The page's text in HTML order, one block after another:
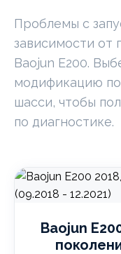
Проблемы с
зависимости от
Baojun E200.
модификацию по
шасси, чтобы
по диагностике.
Baojun